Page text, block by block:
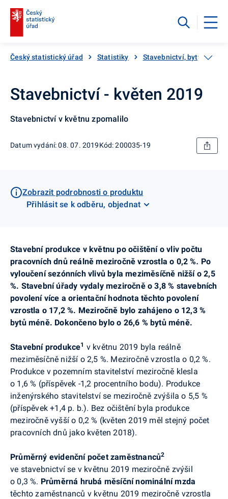
Český statistický úřad Statistiky Stavebnictví, byty
Stavebnictví - květen 2019
Stavebnictví v květnu zpomalilo
Datum vydání: 08. 07. 2019Kód: 200035-19
Zobrazit podrobnosti o produktu
Přihlásit se k odběru, objednat
Stavební produkce v květnu po očištění o vliv počtu
pracovních dnů reálně meziročně vzrostla o 0,2 %. Po
vyloučení sezónních vlivů byla meziměsíčně nižší o 2,5
%. Stavební úřady vydaly meziročně o 3,8 % stavebních
povolení více a orientační hodnota těchto povolení
vzrostla o 17,2 %. Meziročně bylo zahájeno o 12,3 %
bytů méně. Dokončeno bylo o 26,6 % bytů méně.
Stavební produkce1 v květnu 2019 byla reálně
meziměsíčně nižší o 2,5 %. Meziročně vzrostla o 0,2 %.
Produkce v pozemním stavitelství meziročně klesla
o 1,6 % (příspěvek -1,2 procentního bodu). Produkce
inženýrského stavitelství se meziročně zvýšila o 5,5 %
(příspěvek +1,4 p. b.). Bez očištění byla produkce
meziročně vyšší o 0,2 % (květen 2019 měl stejný počet
pracovních dnů jako květen 2018).
Průměrný evidenční počet zaměstnanců2
ve stavebnictví se v květnu 2019 meziročně zvýšil
o 0,3 %. Průměrná hrubá měsíční nominální mzda
těchto zaměstnanců v květnu 2019 meziročně vzrostla